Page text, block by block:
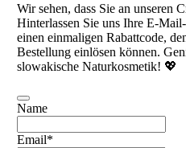
Wir sehen, dass Sie an unseren
Hinterlassen Sie uns Ihre E-
einen einmaligen Rabattcode,
Bestellung einlösen können.
slowakische Naturkosmetik! 💖
Name
Email*